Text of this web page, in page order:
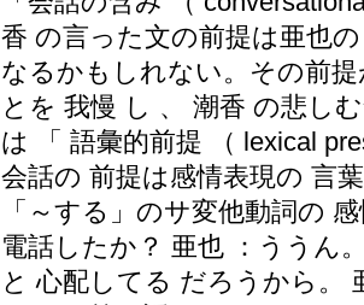
香 の言った文の前提は亜也
なるかもしれない。その前
とを 我慢 し 、 潮香 の悲し
は 「 語彙的前提 （ lexical
会話の 前提は感情表現の 言
「～する」のサ変他動詞の
電話したか？ 亜也 ：ううん
と 心配してる だろうから。